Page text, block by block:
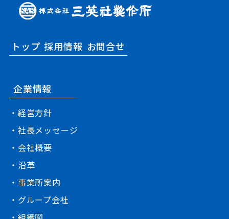
トップ 採用情報 お問合せ
企業情報
・経営方針
・社長メッセージ
・会社概要
・沿革
・事業所案内
・グループ会社